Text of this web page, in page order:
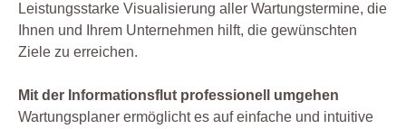
Leistungsstarke Visualisierung aller Wartungstermine, die
Ihnen und Ihrem Unternehmen hilft, die gewünschten
Ziele zu erreichen.
Mit der Informationsflut professionell umgehen
Wartungsplaner ermöglicht es auf einfache und intuitive